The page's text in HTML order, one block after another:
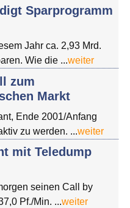
Sparprogramm
Jahr ca. 2,93 Mrd.
Wie die ...weiter
zum
Markt
Ende 2001/Anfang
zu werden. ...weiter
mit Teledump
seinen Call by
Pf./Min. ...weiter